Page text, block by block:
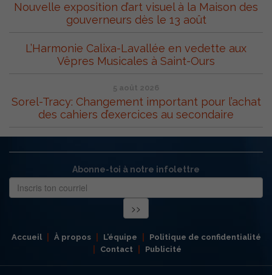
Nouvelle exposition d’art visuel à la Maison des
gouverneurs dès le 13 août
L’Harmonie Calixa-Lavallée en vedette aux
Vêpres Musicales à Saint-Ours
5 août 2026
Sorel-Tracy: Changement important pour l’achat
des cahiers d’exercices au secondaire
Abonne-toi à notre infolettre
Accueil À propos L’équipe
Politique de confidentialité
Contact
Publicité